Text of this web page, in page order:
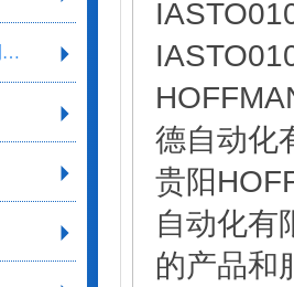
西斐Safefire火焰检测系统
德自动化
贵阳
自动化有
的产品和